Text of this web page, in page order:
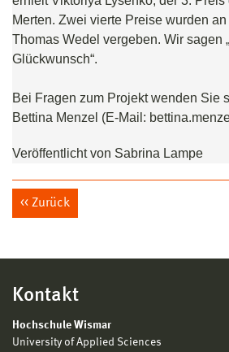
Merten. Zwei vierte Preise wurden
Thomas Wedel vergeben. Wir sagen
Glückwunsch“.
Bei Fragen zum Projekt wenden Sie
Bettina Menzel (E-Mail:
Veröffentlicht von Sabrina Lampe
Zurück
Kontakt
Hochschule Wismar
University of Applied Sciences